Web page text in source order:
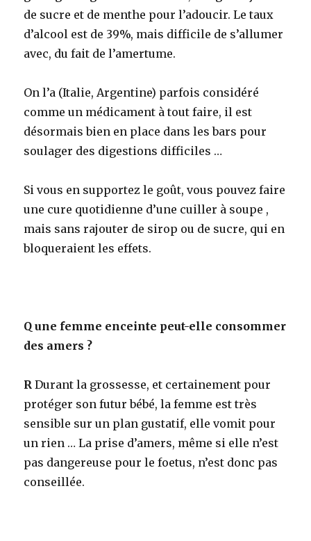
de sucre et de menthe pour l’adoucir. Le taux
d’alcool est de 39%, mais difficile de s’allumer
avec, du fait de l’amertume.
On l’a (Italie, Argentine) parfois considéré
comme un médicament à tout faire, il est
désormais bien en place dans les bars pour
soulager des digestions difficiles …
Si vous en supportez le goût, vous pouvez faire
une cure quotidienne d’une cuiller à soupe ,
mais sans rajouter de sirop ou de sucre, qui en
bloqueraient les effets.
Qune femme enceinte peut-elle consommer
des amers ?
R Durant la grossesse, et certainement pour
protéger son futur bébé, la femme est très
sensible sur un plan gustatif, elle vomit pour
un rien … La prise d’amers, même si elle n’est
pas dangereuse pour le foetus, n’est donc pas
conseillée.